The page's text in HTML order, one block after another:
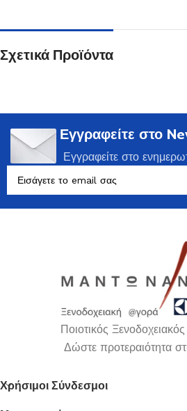
Σχετικά Προϊόντα
Εγγραφείτε στο
Εγγραφείτε στο
Ποιοτικός
Δώστε προτεραιότητα
Χρήσιμοι Σύνδεσμοι